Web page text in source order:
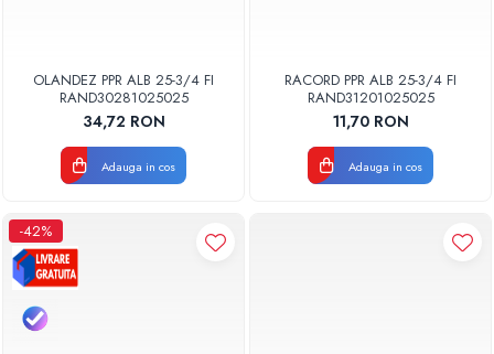
OLANDEZ PPR ALB 25-3/4 FI
RAND30281025025
34,72 RON
Adauga in cos
RACORD PPR ALB 25-3/4 FI
RAND31201025025
11,70 RON
Adauga in cos
-42%